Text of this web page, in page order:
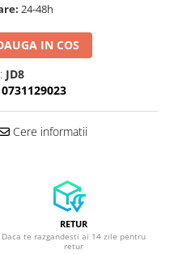
24-48h
IN COS
JD8
0731129023
Cere informatii
RETUR
Daca te razgandesti ai 14 zile pentru
retur